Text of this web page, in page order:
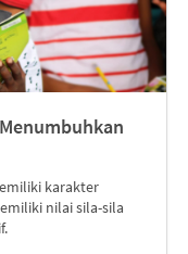
karakter
nilai sila-sila